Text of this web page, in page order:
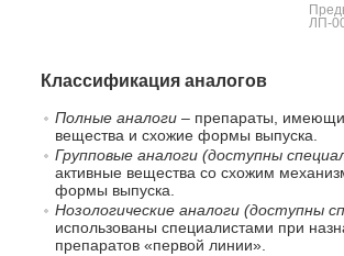
ЛП-
Классификация аналогов
Полные аналоги– препараты,
вещества и схожие формы выпуска.
Групповые аналоги (доступны
активные вещества со схожим
формы выпуска.
Нозологические аналоги (доступны
использованы специалистами при
препаратов «первой линии».